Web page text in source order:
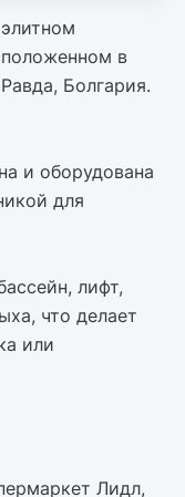
в
Болгария.
и оборудована
для
лифт,
что делает
или
Лидл,